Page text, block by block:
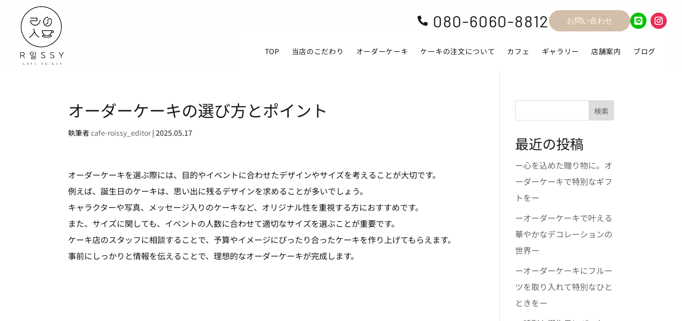
 080-6060-8812 お問い合わせ
TOP 当店のこだわり オーダーケーキ ケーキの注文について カフェ ギャラリー 店舗案内 ブログ
オーダーケーキの選び方とポイント
執筆者cafe-roissy_editor|2025.05.17
オーダーケーキを選ぶ際には、目的やイベントに合わせたデザインやサイズを考えることが大切です。
例えば、誕生日のケーキは、思い出に残るデザインを求めることが多いでしょう。
キャラクターや写真、メッセージ入りのケーキなど、オリジナル性を重視する方におすすめです。
また、サイズに関しても、イベントの人数に合わせて適切なサイズを選ぶことが重要です。
ケーキ店のスタッフに相談することで、予算やイメージにぴったり合ったケーキを作り上げてもらえます。
事前にしっかりと情報を伝えることで、理想的なオーダーケーキが完成します。
検索
最近の投稿
ー心を込めた贈り物に。オ
ーダーケーキで特別なギフ
トをー
ーオーダーケーキで叶える
華やかなデコレーションの
世界ー
ーオーダーケーキにフルー
ツを取り入れて特別なひと
ときをー